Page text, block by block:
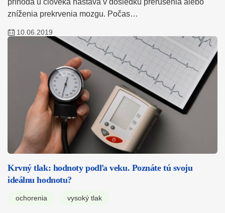
príhoda u človeka nastáva v dôsledku prerušenia alebo
zníženia prekrvenia mozgu. Počas…
10.06.2019
Krvný tlak: hodnoty podľa veku. Poznáte tú svoju
ideálnu hodnotu?
ochorenia vysoký tlak